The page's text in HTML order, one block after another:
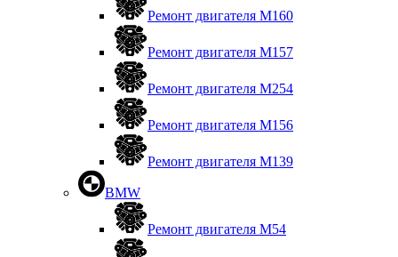
Ремонт двигателя М160
Ремонт двигателя М157
Ремонт двигателя М254
Ремонт двигателя М156
Ремонт двигателя M139
BMW
Ремонт двигателя М54